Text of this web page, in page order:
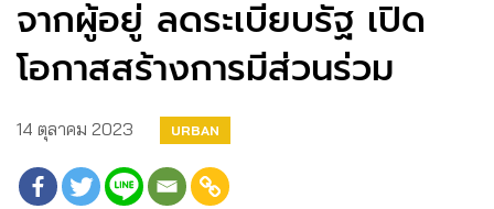
จากผู้อยู่ ลดระเบียบรัฐ เปิด
โอกาสสร้างการมีส่วนร่วม
14 ตุลาคม 2023 URBAN